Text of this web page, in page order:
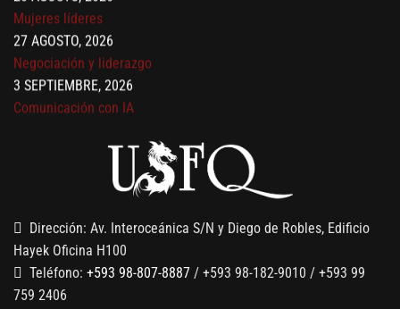
27 AGOSTO, 2026
Negociación y liderazgo
3 SEPTIEMBRE, 2026
Comunicación con IA
7 SEPTIEMBRE, 2026
13 AGOSTO, 2026
Finanzas para no financieros
Dirección: Av. Interoceánica S/N y Diego de Robles, Edificio
Hayek Oficina H100
Teléfono: +593 98-807-8887 / +593 98-182-9010 / +593 99
759 2406